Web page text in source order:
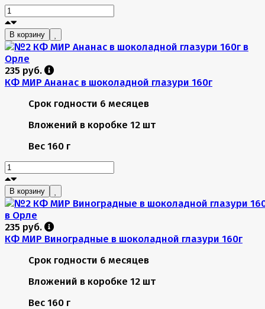
В корзину
235 руб.
КФ МИР Ананас в шоколадной глазури 160г
Срок годности 6 месяцев
Вложений в коробке 12 шт
Вес 160 г
В корзину
235 руб.
КФ МИР Виноградные в шоколадной глазури 160г
Срок годности 6 месяцев
Вложений в коробке 12 шт
Вес 160 г